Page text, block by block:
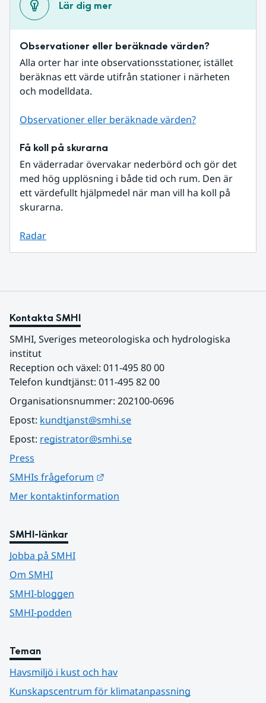
Lär dig mer
Observationer eller beräknade värden?
Alla orter har inte observationsstationer, istället
beräknas ett värde utifrån stationer i närheten
och modelldata.
Observationer eller beräknade värden?
Få koll på skurarna
En väderradar övervakar nederbörd och gör det
med hög upplösning i både tid och rum. Den är
ett värdefullt hjälpmedel när man vill ha koll på
skurarna.
Radar
Kontakta SMHI
SMHI, Sveriges meteorologiska och hydrologiska
institut
Reception och växel: 011-495 80 00
Telefon kundtjänst: 011-495 82 00
Organisationsnummer: 202100-0696
Epost: kundtjanst@smhi.se
Epost: registrator@smhi.se
Press
SMHIs frågeforum
Mer kontaktinformation
SMHI-länkar
Jobba på SMHI
Om SMHI
SMHI-bloggen
SMHI-podden
Teman
Havsmiljö i kust och hav
Kunskapscentrum för klimatanpassning